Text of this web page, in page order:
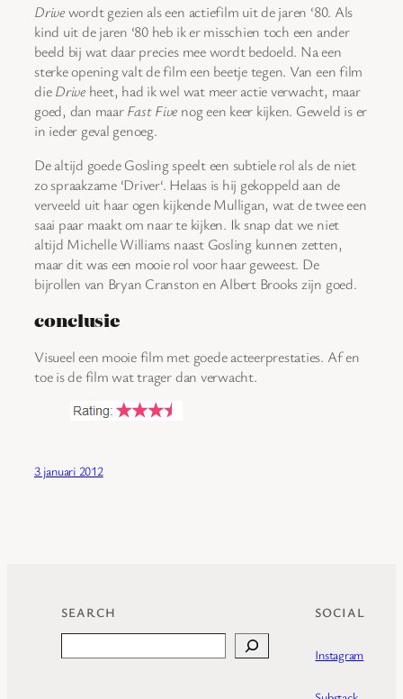
Drivewordt gezien als een actiefilm uit de jaren ‘80. Als
kind uit de jaren ‘80 heb ik er misschien toch een ander
beeld bij wat daar precies mee wordt bedoeld. Na een
sterke opening valt de film een beetje tegen. Van een film
dieDriveheet, had ik wel wat meer actie verwacht, maar
goed, dan maarFast Five nog een keer kijken. Geweld is er
in ieder geval genoeg.
De altijd goede Gosling speelt een subtiele rol als de niet
zo spraakzame ‘Driver‘. Helaas is hij gekoppeld aan de
verveeld uit haar ogen kijkende Mulligan, wat de twee een
saai paar maakt om naar te kijken. Ik snap dat we niet
altijd Michelle Williams naast Gosling kunnen zetten,
maar dit was een mooie rol voor haar geweest. De
bijrollen van Bryan Cranston en Albert Brooks zijn goed.
conclusie
Visueel een mooie film met goede acteerprestaties. Af en
toe is de film wat trager dan verwacht.
3 januari 2012
SEARCH SOCIAL
Instagram